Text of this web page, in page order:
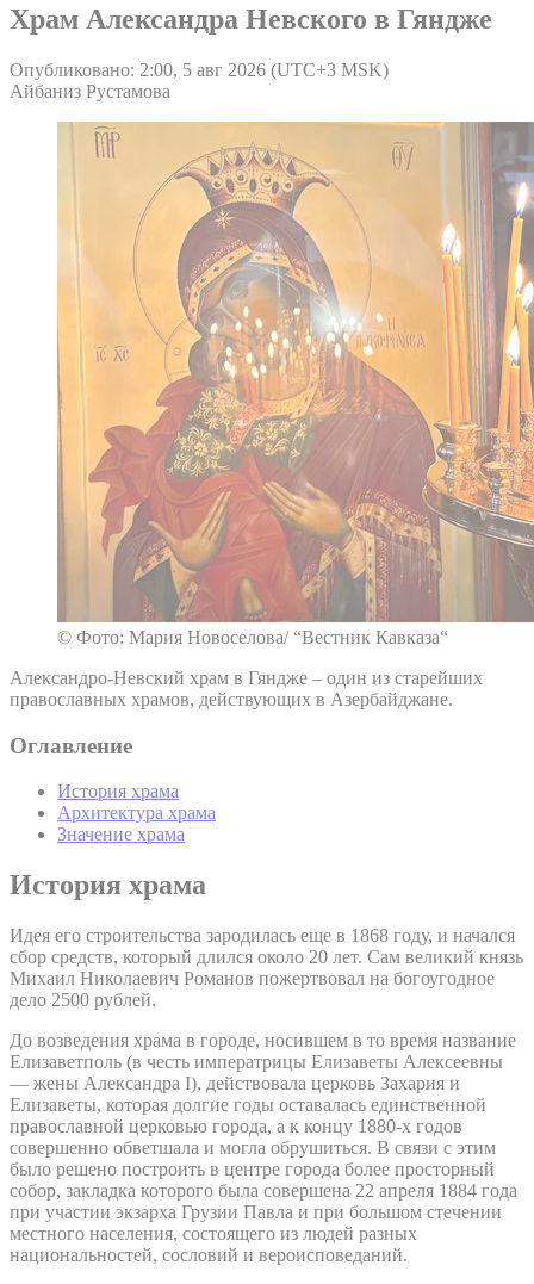
Храм Александра Невского в Гяндже
Опубликовано: 2:00, 5 авг 2026 (UTC+3 MSK)
Айбаниз Рустамова
© Фото: Мария Новоселова/ “Вестник Кавказа“
Александро-Невский храм в Гяндже – один из старейших
православных храмов, действующих в Азербайджане.
Оглавление
История храма
Архитектура храма
Значение храма
История храма
Идея его строительства зародилась еще в 1868 году, и начался
сбор средств, который длился около 20 лет. Сам великий князь
Михаил Николаевич Романов пожертвовал на богоугодное
дело 2500 рублей.
До возведения храма в городе, носившем в то время название
Елизаветполь (в честь императрицы Елизаветы Алексеевны
— жены Александра I), действовала церковь Захария и
Елизаветы, которая долгие годы оставалась единственной
православной церковью города, а к концу 1880-х годов
совершенно обветшала и могла обрушиться. В связи с этим
было решено построить в центре города более просторный
собор, закладка которого была совершена 22 апреля 1884 года
при участии экзарха Грузии Павла и при большом стечении
местного населения, состоящего из людей разных
национальностей, сословий и вероисповеданий.